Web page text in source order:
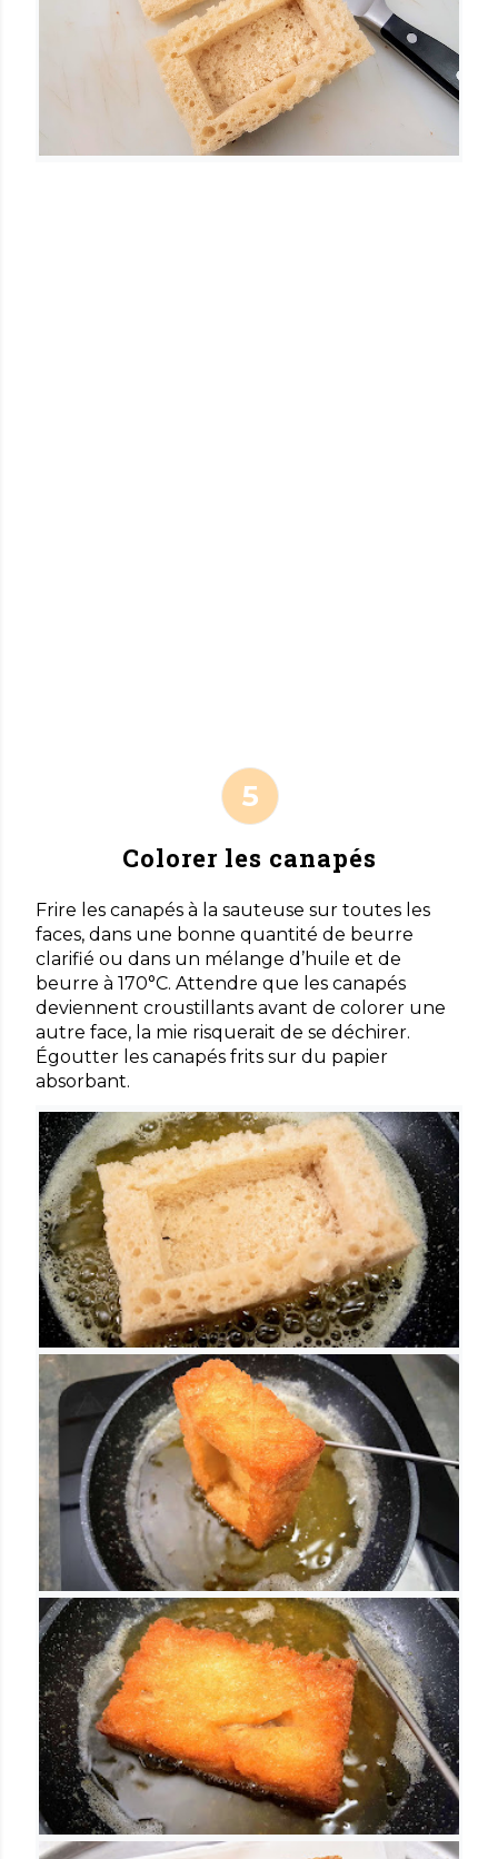
Colorer les canapés
Frire les canapés à la sauteuse sur toutes les
faces, dans une bonne quantité de beurre
clarifié ou dans un mélange d’huile et de
beurre à 170°C. Attendre que les canapés
deviennent croustillants avant de colorer une
autre face, la mie risquerait de se déchirer.
Égoutter les canapés frits sur du papier
absorbant.